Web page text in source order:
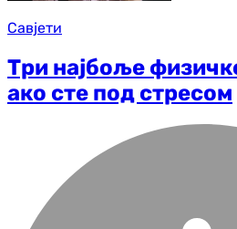
Савјети
Три најбоље
ако сте под стресом